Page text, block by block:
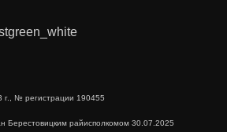
г., № регистрации 190455
Берестовицким райисполкомом 30.07.2025